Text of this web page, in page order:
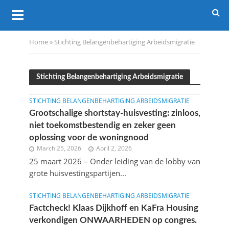
Home» Stichting Belangenbehartiging Arbeidsmigratie
Stichting Belangenbehartiging Arbeidsmigratie
STICHTING BELANGENBEHARTIGING ARBEIDSMIGRATIE
Grootschalige shortstay-huisvesting: zinloos,
niet toekomstbestendig en zeker geen
oplossing voor de woningnood
March 25, 2026 April 2, 2026
25 maart 2026 – Onder leiding van de lobby van
grote huisvestingspartijen...
STICHTING BELANGENBEHARTIGING ARBEIDSMIGRATIE
Factcheck! Klaas Dijkhoff en KaFra Housing
verkondigen ONWAARHEDEN op congres.